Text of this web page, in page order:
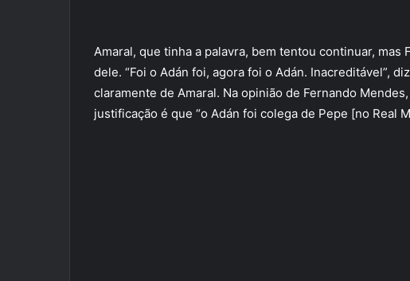
Amaral, que tinha a palavra, bem tentou continuar,
dele. “Foi o Adán foi, agora foi o Adán. Inacreditável”,
claramente de Amaral. Na opinião de Fernando
justificação é que “o Adán foi colega de Pepe [no Real